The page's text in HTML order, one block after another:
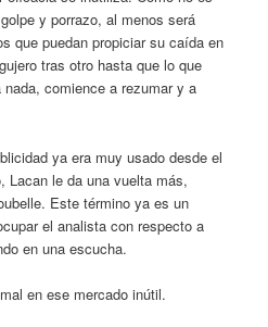
y porrazo, al menos será
que puedan propiciar su caída en
tras otro hasta que lo que
comience a rezumar y a
ya era muy usado desde el
Lacan le da una vuelta más,
Este término ya es un
el analista con respecto a
en una escucha.
en ese mercado inútil.